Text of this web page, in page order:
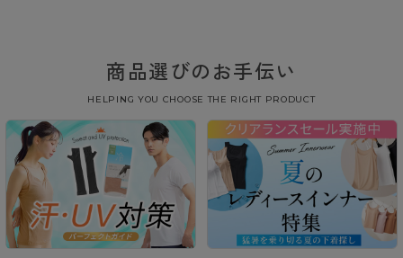
商品選びのお手伝い
HELPING YOU CHOOSE THE RIGHT PRODUCT